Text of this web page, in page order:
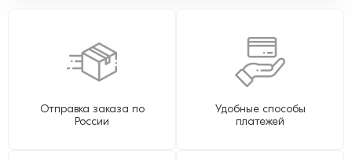
Отправка заказа по
России
Удобные способы
платежей